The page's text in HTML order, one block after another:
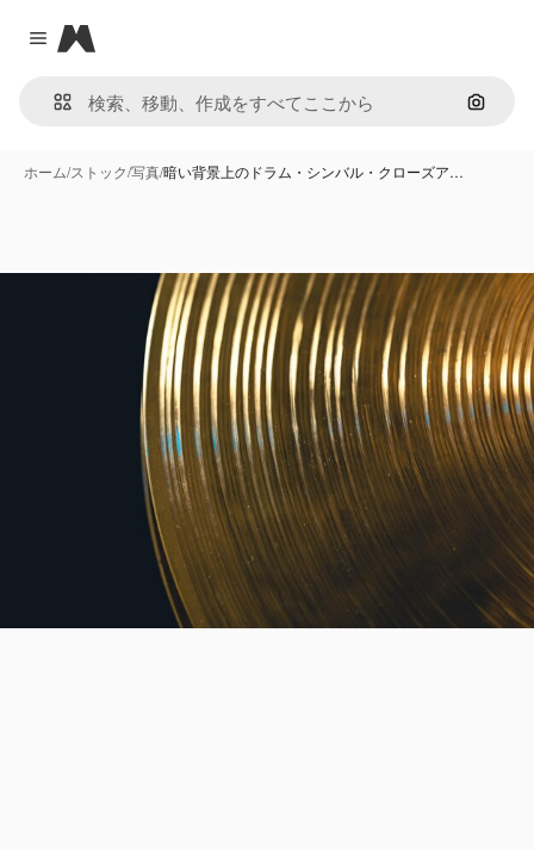
Close menu
Magnific
画像で
ホーム/ストック/写真/暗い背景上のドラム・シンバル・クローズア…